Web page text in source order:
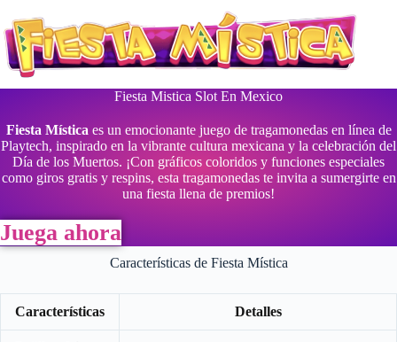
contenido
Fiesta Mistica Slot En Mexico
Fiesta Mística es un emocionante juego de tragamonedas en línea de
Playtech, inspirado en la vibrante cultura mexicana y la celebración del
Día de los Muertos. ¡Con gráficos coloridos y funciones especiales
como giros gratis y respins, esta tragamonedas te invita a sumergirte en
una fiesta llena de premios!
Juega ahora
Características de Fiesta Mística
Características Detalles